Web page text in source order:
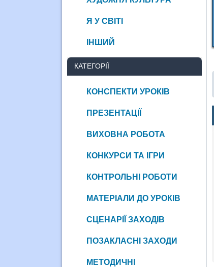
Я У СВІТІ
ІНШИЙ
КАТЕГОРІЇ
КОНСПЕКТИ УРОКІВ
ПРЕЗЕНТАЦІЇ
ВИХОВНА РОБОТА
КОНКУРСИ ТА ІГРИ
КОНТРОЛЬНІ РОБОТИ
МАТЕРІАЛИ ДО УРОКІВ
СЦЕНАРІЇ ЗАХОДІВ
ПОЗАКЛАСНІ ЗАХОДИ
МЕТОДИЧНІ